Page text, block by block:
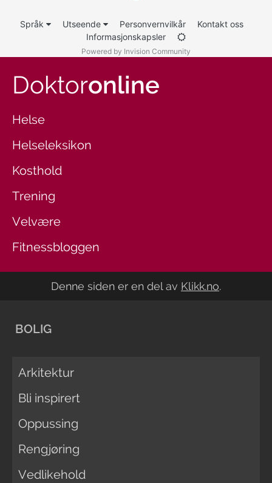
Språk Utseende Personvernvilkår
Kontakt oss
Informasjonskapsler
Powered by Invision Community
Doktoronline
Helse
Helseleksikon
Kosthold
Trening
Velvære
Fitnessbloggen
Denne siden er en del av Klikk.no.
BOLIG
Arkitektur
Bli inspirert
Oppussing
Rengjøring
Vedlikehold